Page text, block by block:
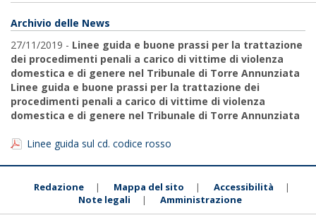
Archivio delle News
27/11/2019 - Linee guida e buone prassi per la trattazione
dei procedimenti penali a carico di vittime di violenza
domestica e di genere nel Tribunale di Torre Annunziata
Linee guida e buone prassi per la trattazione dei
procedimenti penali a carico di vittime di violenza
domestica e di genere nel Tribunale di Torre Annunziata
Linee guida sul cd. codice rosso
Redazione | Mappa del sito | Accessibilità |
Note legali | Amministrazione